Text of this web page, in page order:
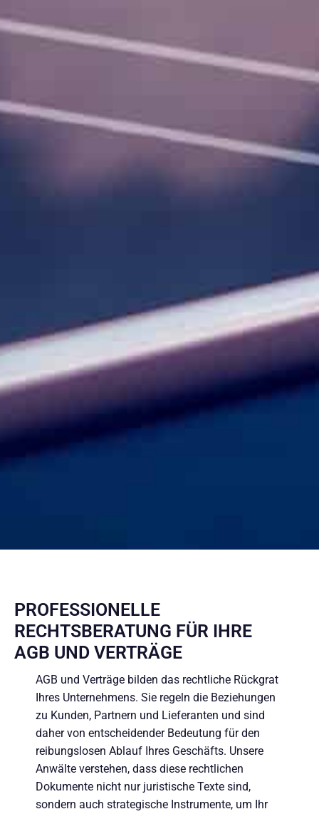
PROFESSIONELLE
RECHTSBERATUNG FÜR IHRE
AGB UND VERTRÄGE
AGB und Verträge bilden das rechtliche Rückgrat
Ihres Unternehmens. Sie regeln die Beziehungen
zu Kunden, Partnern und Lieferanten und sind
daher von entscheidender Bedeutung für den
reibungslosen Ablauf Ihres Geschäfts. Unsere
Anwälte verstehen, dass diese rechtlichen
Dokumente nicht nur juristische Texte sind,
sondern auch strategische Instrumente, um Ihr